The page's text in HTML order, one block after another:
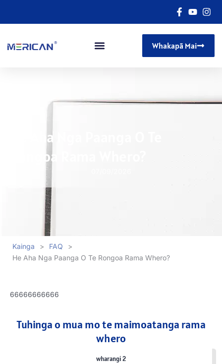
Whakapā Mai
He Aha Nga Paanga O Te
Rongoa Rama Whero?
Kainga > FAQ
>
He Aha Nga Paanga O Te Rongoa Rama Whero?
66666666666
Tuhinga o mua mo te maimoatanga rama
whero
wharangi 2